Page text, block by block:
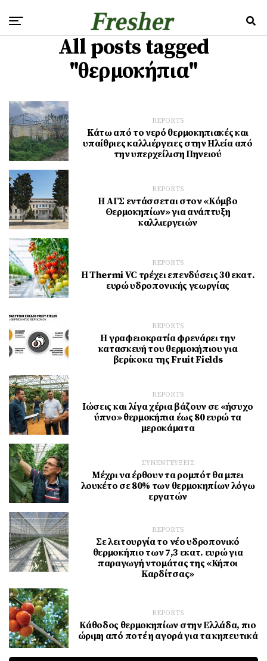
All posts tagged
"θερμοκήπια"
REPORTS
Κάτω από το νερό θερμοκηπιακές και
υπαίθριες καλλιέργειες στην Ηλεία από
την υπερχείλιση Πηνειού
REPORTS
Η ΑΓΣ εντάσσεται στον «Κόμβο
Θερμοκηπίων» για ανάπτυξη
καλλιεργειών
REPORTS
Η Thermi VC τρέχει επενδύσεις 30 εκατ.
ευρώ υδροπονικής γεωργίας
REPORTS
Η γραφειοκρατία φρενάρει την
κατασκευή του θερμοκήπιου για
βερίκοκα της Fruit Fields
REPORTS
Ιώσεις και λίγα χέρια βάζουν σε «ήσυχο
ύπνο» θερμοκήπια έως 80 ευρώ τα
μεροκάματα
ΣΥΝΕΝΤΕΥΞΕΙΣ
Μέχρι να έρθουν τα ρομπότ θα μπει
λουκέτο σε 80% των θερμοκηπίων λόγω
εργατών
REPORTS
Σε λειτουργία το νέο υδροπονικό
θερμοκήπιο των 7,3 εκατ. ευρώ για
παραγωγή ντομάτας της «Κήποι
Καρδίτσας»
REPORTS
Κάθοδος θερμοκηπίων στην Ελλάδα, πιο
ώριμη από ποτέ η αγορά για τα κηπευτικά